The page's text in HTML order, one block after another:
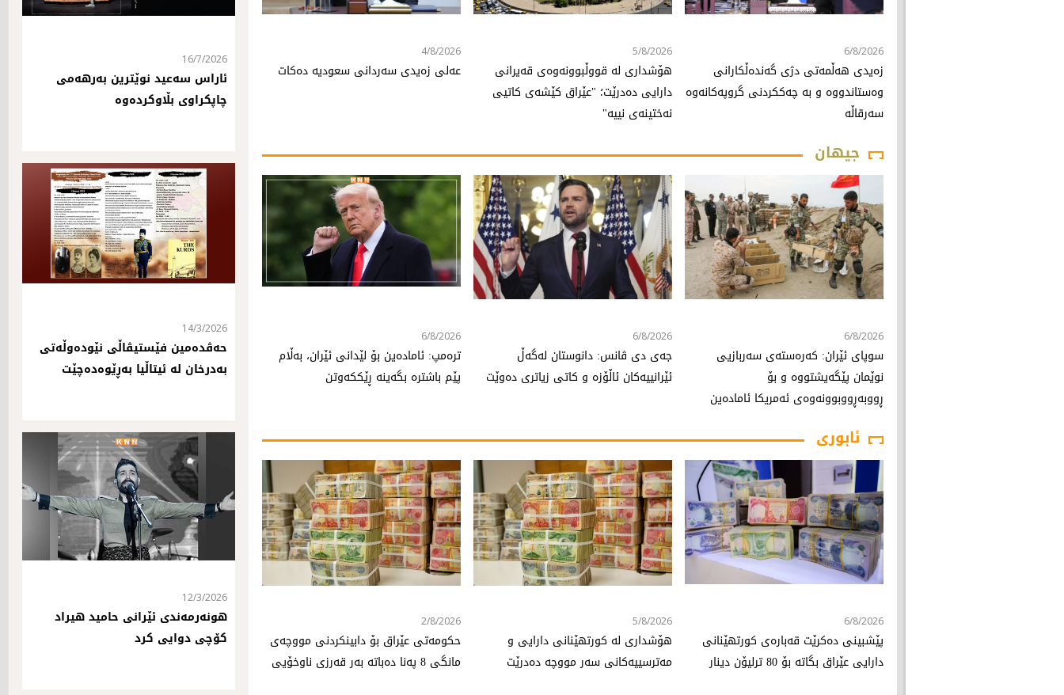
6/8/2026
زەیدی هەڵمەتی دژی گەندەڵکارانی
وەستاندووە و بە چەککردنی گروپەکانەوە
سەرقاڵە
5/8/2026
هۆشداری لە قووڵبوونەوەی قەیرانی
دارایی دەدرێت؛ "عێراق کێشەی کاتیی
نەختینەی نییە"
4/8/2026
عەلی زەیدی سەردانی سعودیە دەکات
جیهان
6/8/2026
سوپای ئێران: کەرەستەی سەربازیی
نوێمان پێگەیشتووە و بۆ
ڕووبەڕووبوونەوەی ئەمریکا ئامادەین
6/8/2026
جەی دی ڤانس: دانوستان لەگەڵ
ئێرانییەکان ئاڵۆزە و کاتی زیاتری دەوێت
6/8/2026
ترەمپ: ئامادەین بۆ لێدانی ئێران، بەڵام
پێم باشترە بگەینە ڕێککەوتن
ئابوری
6/8/2026
پێشبینی دەکرێت قەبارەی کورتهێنانی
دارایی عێراق بگاتە بۆ 80 ترلیۆن دینار
5/8/2026
هۆشداری لە کورتهێنانی دارایی و
مەترسییەکانی سەر مووچە دەدرێت
2/8/2026
حکومەتی عێراق بۆ دابینکردنی مووچەی
مانگی 8 پەنا دەباتە بەر قەرزی ناوخۆیی
16/7/2026
ئاراس سەعید نوێترین بەرهەمی
چاپکراوی بڵاوکردەوە
14/3/2026
حه‌ڤده‌مین فێستیڤاڵی نێوده‌وڵه‌تی
به‌درخان له‌ ئیتاڵیا به‌ڕێوه‌ده‌چێت
12/3/2026
هونەرمەندی ئێرانی حامید هیراد
کۆچی دوایی کرد